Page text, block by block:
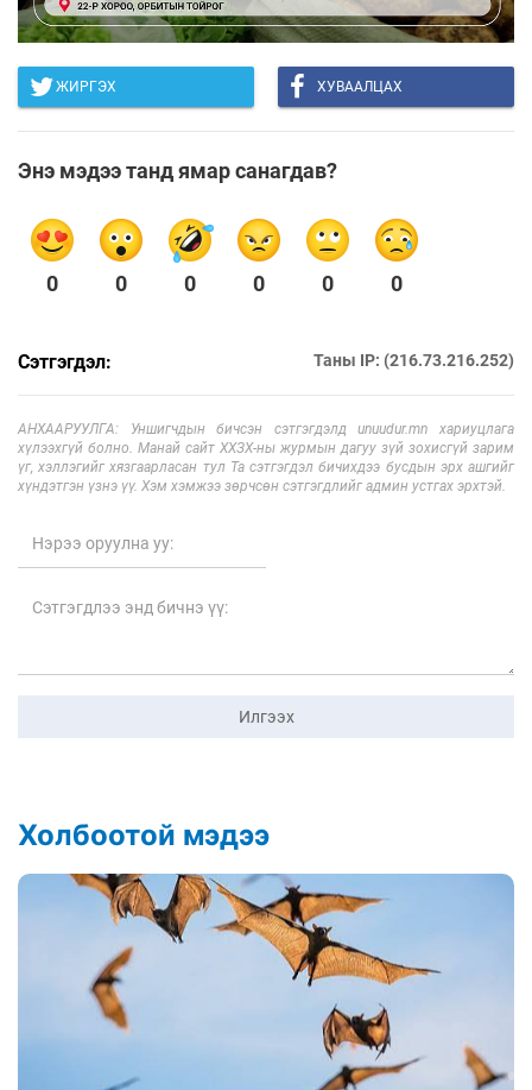
ЖИРГЭХ ХУВААЛЦАХ
Энэ мэдээ танд ямар санагдав?
0 0 0 0 0 0
Сэтгэгдэл: Таны IP: (216.73.216.252)
АНХААРУУЛГА: Уншигчдын бичсэн сэтгэгдэлд unuudur.mn хариуцлага
хүлээхгүй болно. Манай сайт ХХЗХ-ны журмын дагуу зүй зохисгүй зарим
үг, хэллэгийг хязгаарласан тул Та сэтгэгдэл бичихдээ бусдын эрх ашгийг
хүндэтгэн үзнэ үү. Хэм хэмжээ зөрчсөн сэтгэгдлийг админ устгах эрхтэй.
Илгээх
Холбоотой мэдээ